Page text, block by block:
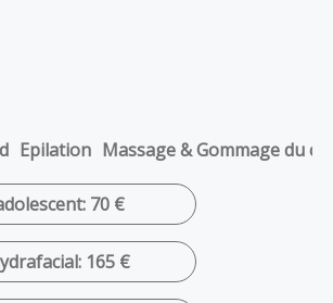
Epilation Massage & Gommage du
70 €
165 €